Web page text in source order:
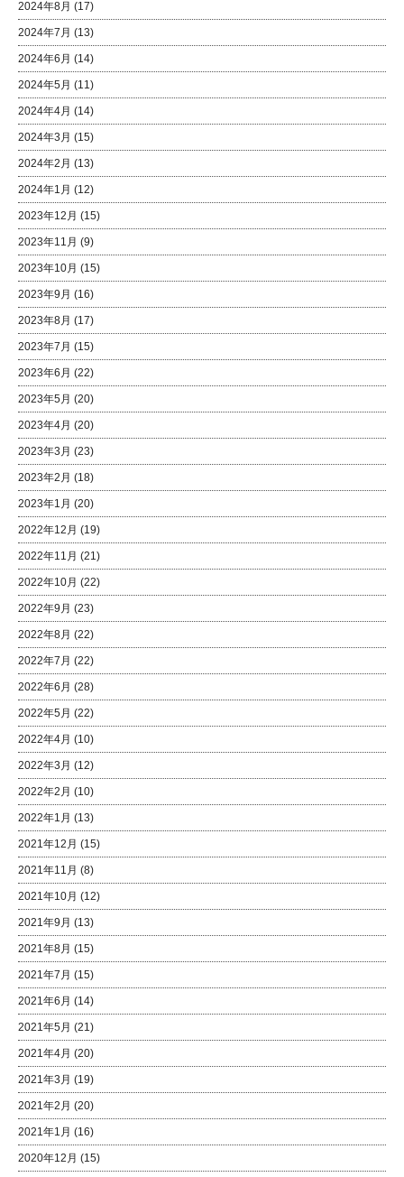
2024年8月 (17)
2024年7月 (13)
2024年6月 (14)
2024年5月 (11)
2024年4月 (14)
2024年3月 (15)
2024年2月 (13)
2024年1月 (12)
2023年12月 (15)
2023年11月 (9)
2023年10月 (15)
2023年9月 (16)
2023年8月 (17)
2023年7月 (15)
2023年6月 (22)
2023年5月 (20)
2023年4月 (20)
2023年3月 (23)
2023年2月 (18)
2023年1月 (20)
2022年12月 (19)
2022年11月 (21)
2022年10月 (22)
2022年9月 (23)
2022年8月 (22)
2022年7月 (22)
2022年6月 (28)
2022年5月 (22)
2022年4月 (10)
2022年3月 (12)
2022年2月 (10)
2022年1月 (13)
2021年12月 (15)
2021年11月 (8)
2021年10月 (12)
2021年9月 (13)
2021年8月 (15)
2021年7月 (15)
2021年6月 (14)
2021年5月 (21)
2021年4月 (20)
2021年3月 (19)
2021年2月 (20)
2021年1月 (16)
2020年12月 (15)